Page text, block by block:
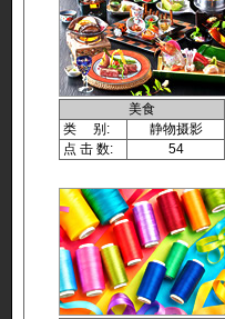
美食
类 别:
静物摄影
点 击 数:
54